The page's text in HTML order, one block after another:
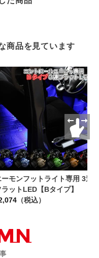
商品を見ています
ーモンフットライト専用 3連
ラットLED【Bタイプ】
（税込）